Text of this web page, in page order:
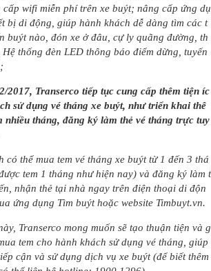
wifi miễn phí trên xe buýt; nâng cấp ứng dụ
bị di động, giúp hành khách dễ dàng tìm các t
buýt nào, đón xe ở đâu, cự ly quãng đường, th
thống đèn LED thông báo điểm dừng, tuyến
2017, Transerco tiếp tục cung cấp thêm tiện íc
sử dụng vé tháng xe buýt, như triển khai thê
nhiều tháng, đăng ký làm thẻ vé tháng trực tuy
có thể mua tem vé tháng xe buýt từ 1 đến 3 thá
tem 1 tháng như hiện nay) và đăng ký làm t
nhận thẻ tại nhà ngay trên điện thoại di độn
ứng dụng Tìm buýt hoặc website Timbuyt.vn.
Transerco mong muốn sẽ tạo thuận tiện và g
tem cho hành khách sử dụng vé tháng, giúp
cận và sử dụng dịch vụ xe buýt (để biết thêm